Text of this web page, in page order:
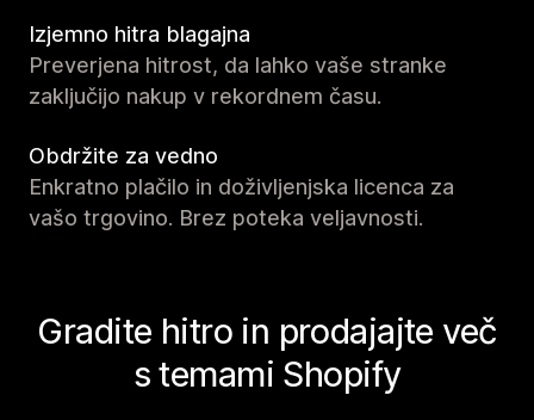
Izjemno hitra blagajna
Preverjena hitrost, da lahko vaše stranke
zaključijo nakup v rekordnem času.
Obdržite za vedno
Enkratno plačilo in doživljenjska licenca za
vašo trgovino. Brez poteka veljavnosti.
Gradite hitro in prodajajte več
s temami Shopify